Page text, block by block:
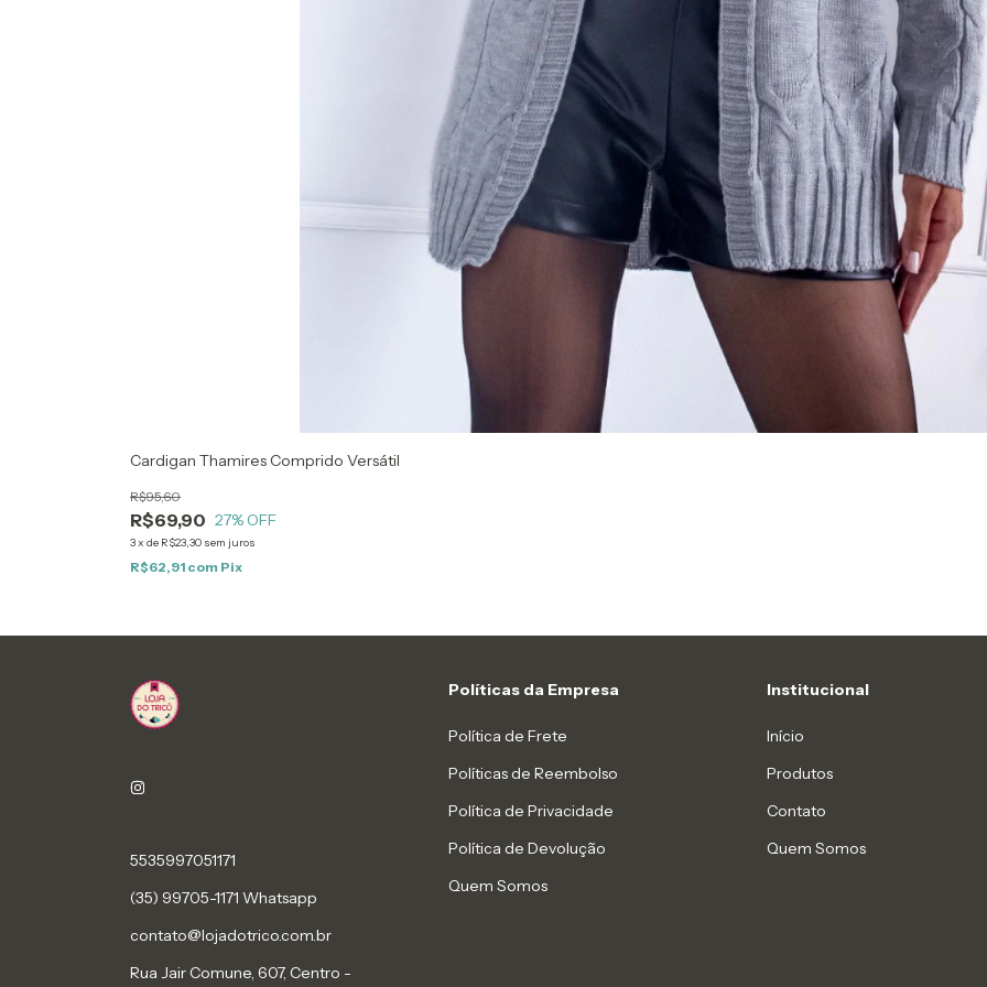
Cardigan Thamires Comprido Versátil
R$69,90
R$95,60
27% OFF
3x de R$23,30 sem juros
R$62,91 com Pix
5535997051171
(35) 99705-1171 Whatsapp
contato@lojadotrico.com.br
Rua Jair Comune, 607, Centro -
Políticas da Empresa
Política de Frete
Políticas de Reembolso
Política de Privacidade
Política de Devolução
Quem Somos
Institucional
Início
Produtos
Contato
Quem Somos